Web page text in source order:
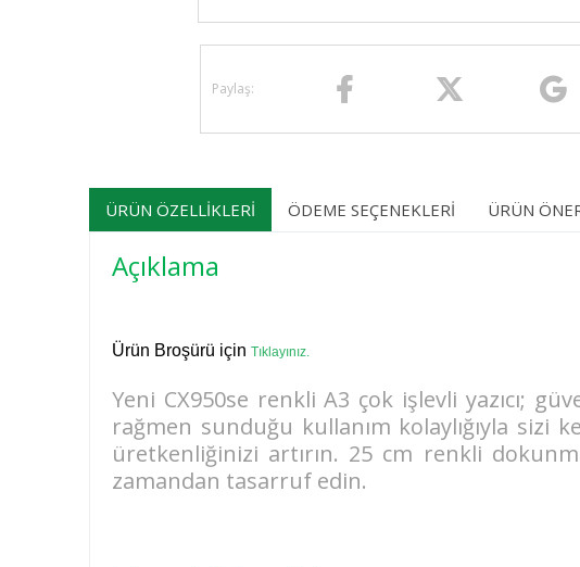
ÜRÜN ÖZELLIKLERI ÖDEME SEÇENEKLERI ÜRÜN
Açıklama
Ürün Broşürü için Tıklayınız.
Yeni CX950se renkli A3 çok işlevli yazıcı;
rağmen sunduğu kullanım kolaylığıyla sizi
üretkenliğinizi artırın. 25 cm renkli
zamandan tasarruf edin.